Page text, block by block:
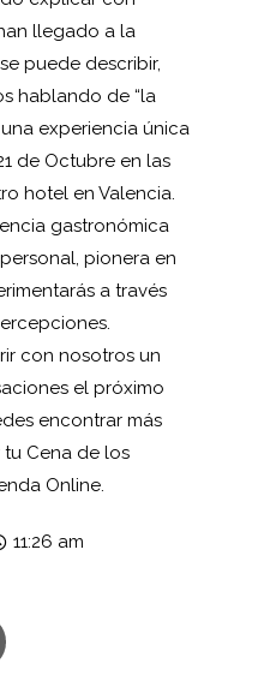
llegado a la
puede describir,
hablando de “la
una experiencia única
de Octubre en las
hotel en Valencia.
gastronómica
pionera en
a través
con nosotros un
el próximo
encontrar más
Cena de los
Online.
11:26 am